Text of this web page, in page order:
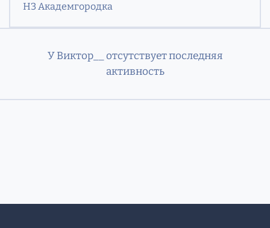
НЗ Академгородка
У Виктор__ отсутствует последняя
активность